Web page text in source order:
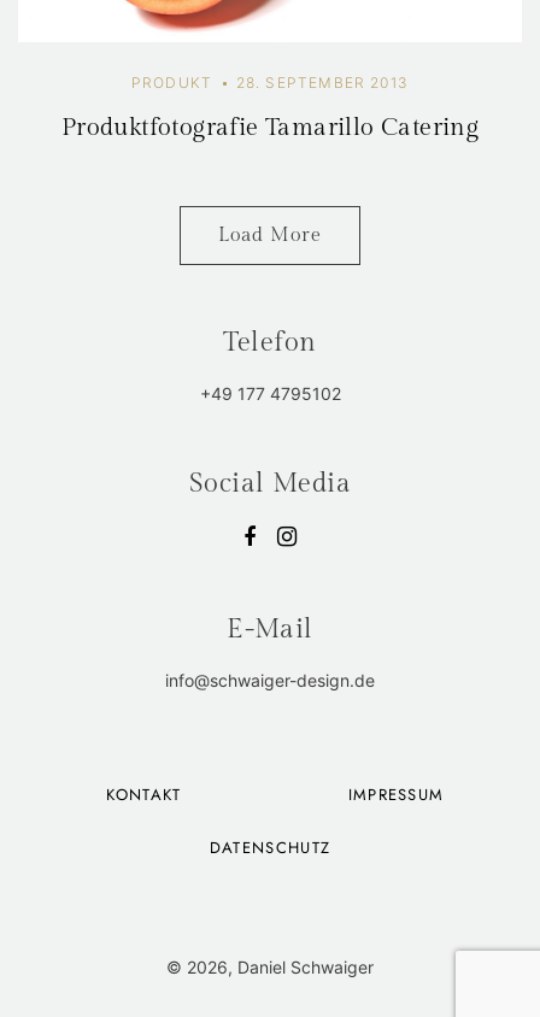
PRODUKT 28. SEPTEMBER 2013
Produktfotografie Tamarillo Catering
Load More
Telefon
+49 177 4795102
Social Media
E-Mail
info@schwaiger-design.de
KONTAKT IMPRESSUM
DATENSCHUTZ
© 2026, Daniel Schwaiger